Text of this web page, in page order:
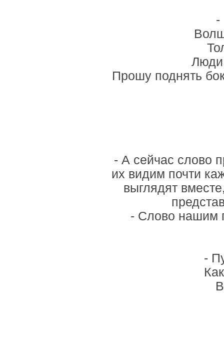
-
Прошу поднять
- А сейчас слово
их видим почти
выглядят
- Слово нашим
-